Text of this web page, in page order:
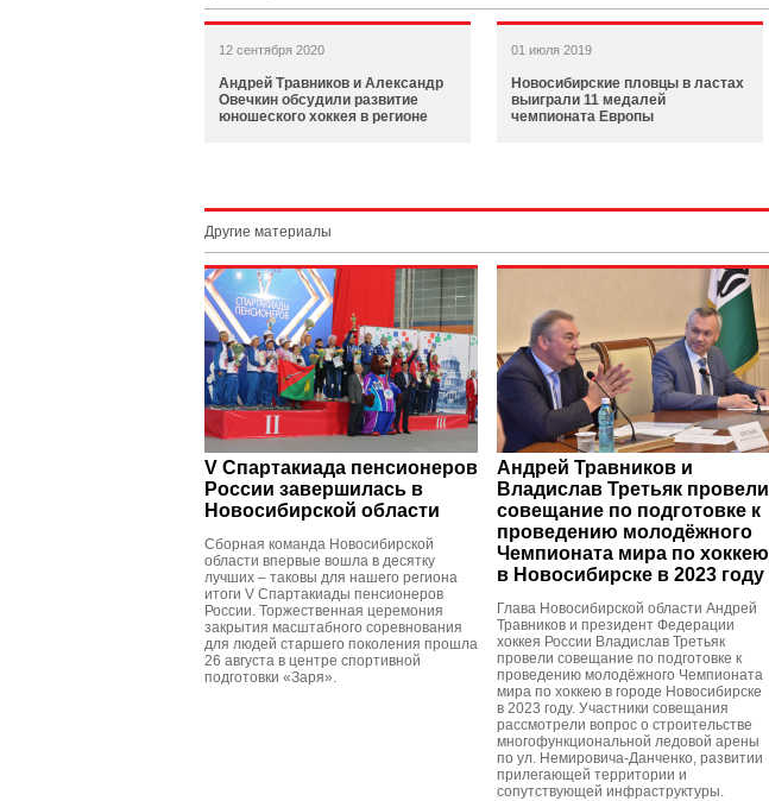
12 сентября 2020
Андрей Травников и Александр
Овечкин обсудили развитие
юношеского хоккея в регионе
01 июля 2019
Новосибирские пловцы в ластах
выиграли 11 медалей
чемпионата Европы
Другие материалы
V Спартакиада пенсионеров
России завершилась в
Новосибирской области
Сборная команда Новосибирской
области впервые вошла в десятку
лучших – таковы для нашего региона
итоги V Спартакиады пенсионеров
России. Торжественная церемония
закрытия масштабного соревнования
для людей старшего поколения прошла
26 августа в центре спортивной
подготовки «Заря».
Андрей Травников и
Владислав Третьяк провели
совещание по подготовке к
проведению молодёжного
Чемпионата мира по хоккею
в Новосибирске в 2023 году
Глава Новосибирской области Андрей
Травников и президент Федерации
хоккея России Владислав Третьяк
провели совещание по подготовке к
проведению молодёжного Чемпионата
мира по хоккею в городе Новосибирске
в 2023 году. Участники совещания
рассмотрели вопрос о строительстве
многофункциональной ледовой арены
по ул. Немировича-Данченко, развитии
прилегающей территории и
сопутствующей инфраструктуры.